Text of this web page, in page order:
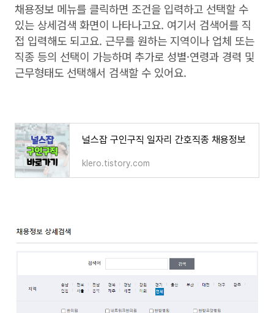
채용정보 메뉴를 클릭하면 조건을 입력하고 선택할 수
있는 상세검색 화면이 나타나고요. 여기서 검색어를 직
접 입력해도 되고요. 근무를 원하는 지역이나 업체 또는
직종 등의 선택이 가능하며 추가로 성별·연령과 경력 및
근무형태도 선택해서 검색할 수 있어요.
널스잡 구인구직 일자리 간호직종 채용정보
klero.tistory.com